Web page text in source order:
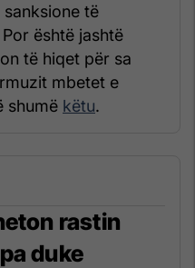
të
është jashtë
të hiqet për sa
mbetet e
shumë këtu.
rastin
duke